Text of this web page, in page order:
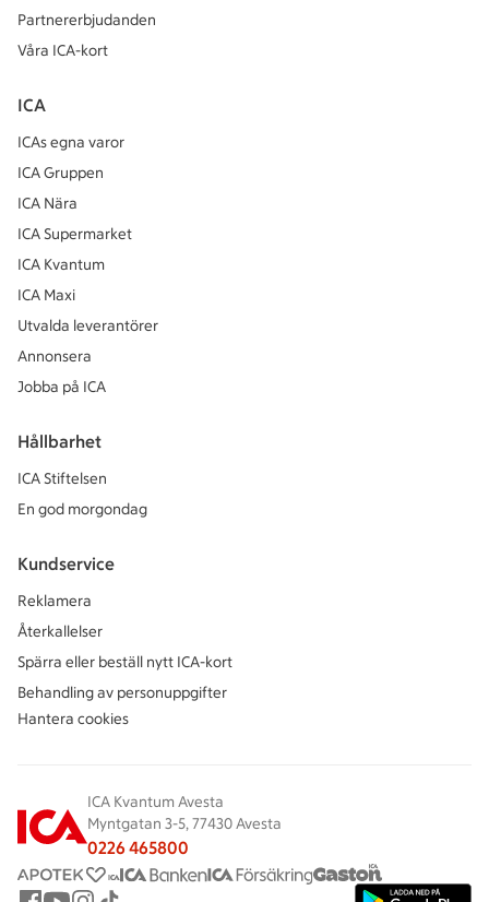
Partnererbjudanden
Våra ICA-kort
ICA
ICAs egna varor
ICA Gruppen
ICA Nära
ICA Supermarket
ICA Kvantum
ICA Maxi
Utvalda leverantörer
Annonsera
Jobba på ICA
Hållbarhet
ICA Stiftelsen
En god morgondag
Kundservice
Reklamera
Återkallelser
Spärra eller beställ nytt ICA-kort
Behandling av personuppgifter
Hantera cookies
ICA Kvantum Avesta
Myntgatan 3-5, 77430 Avesta
0226 465800